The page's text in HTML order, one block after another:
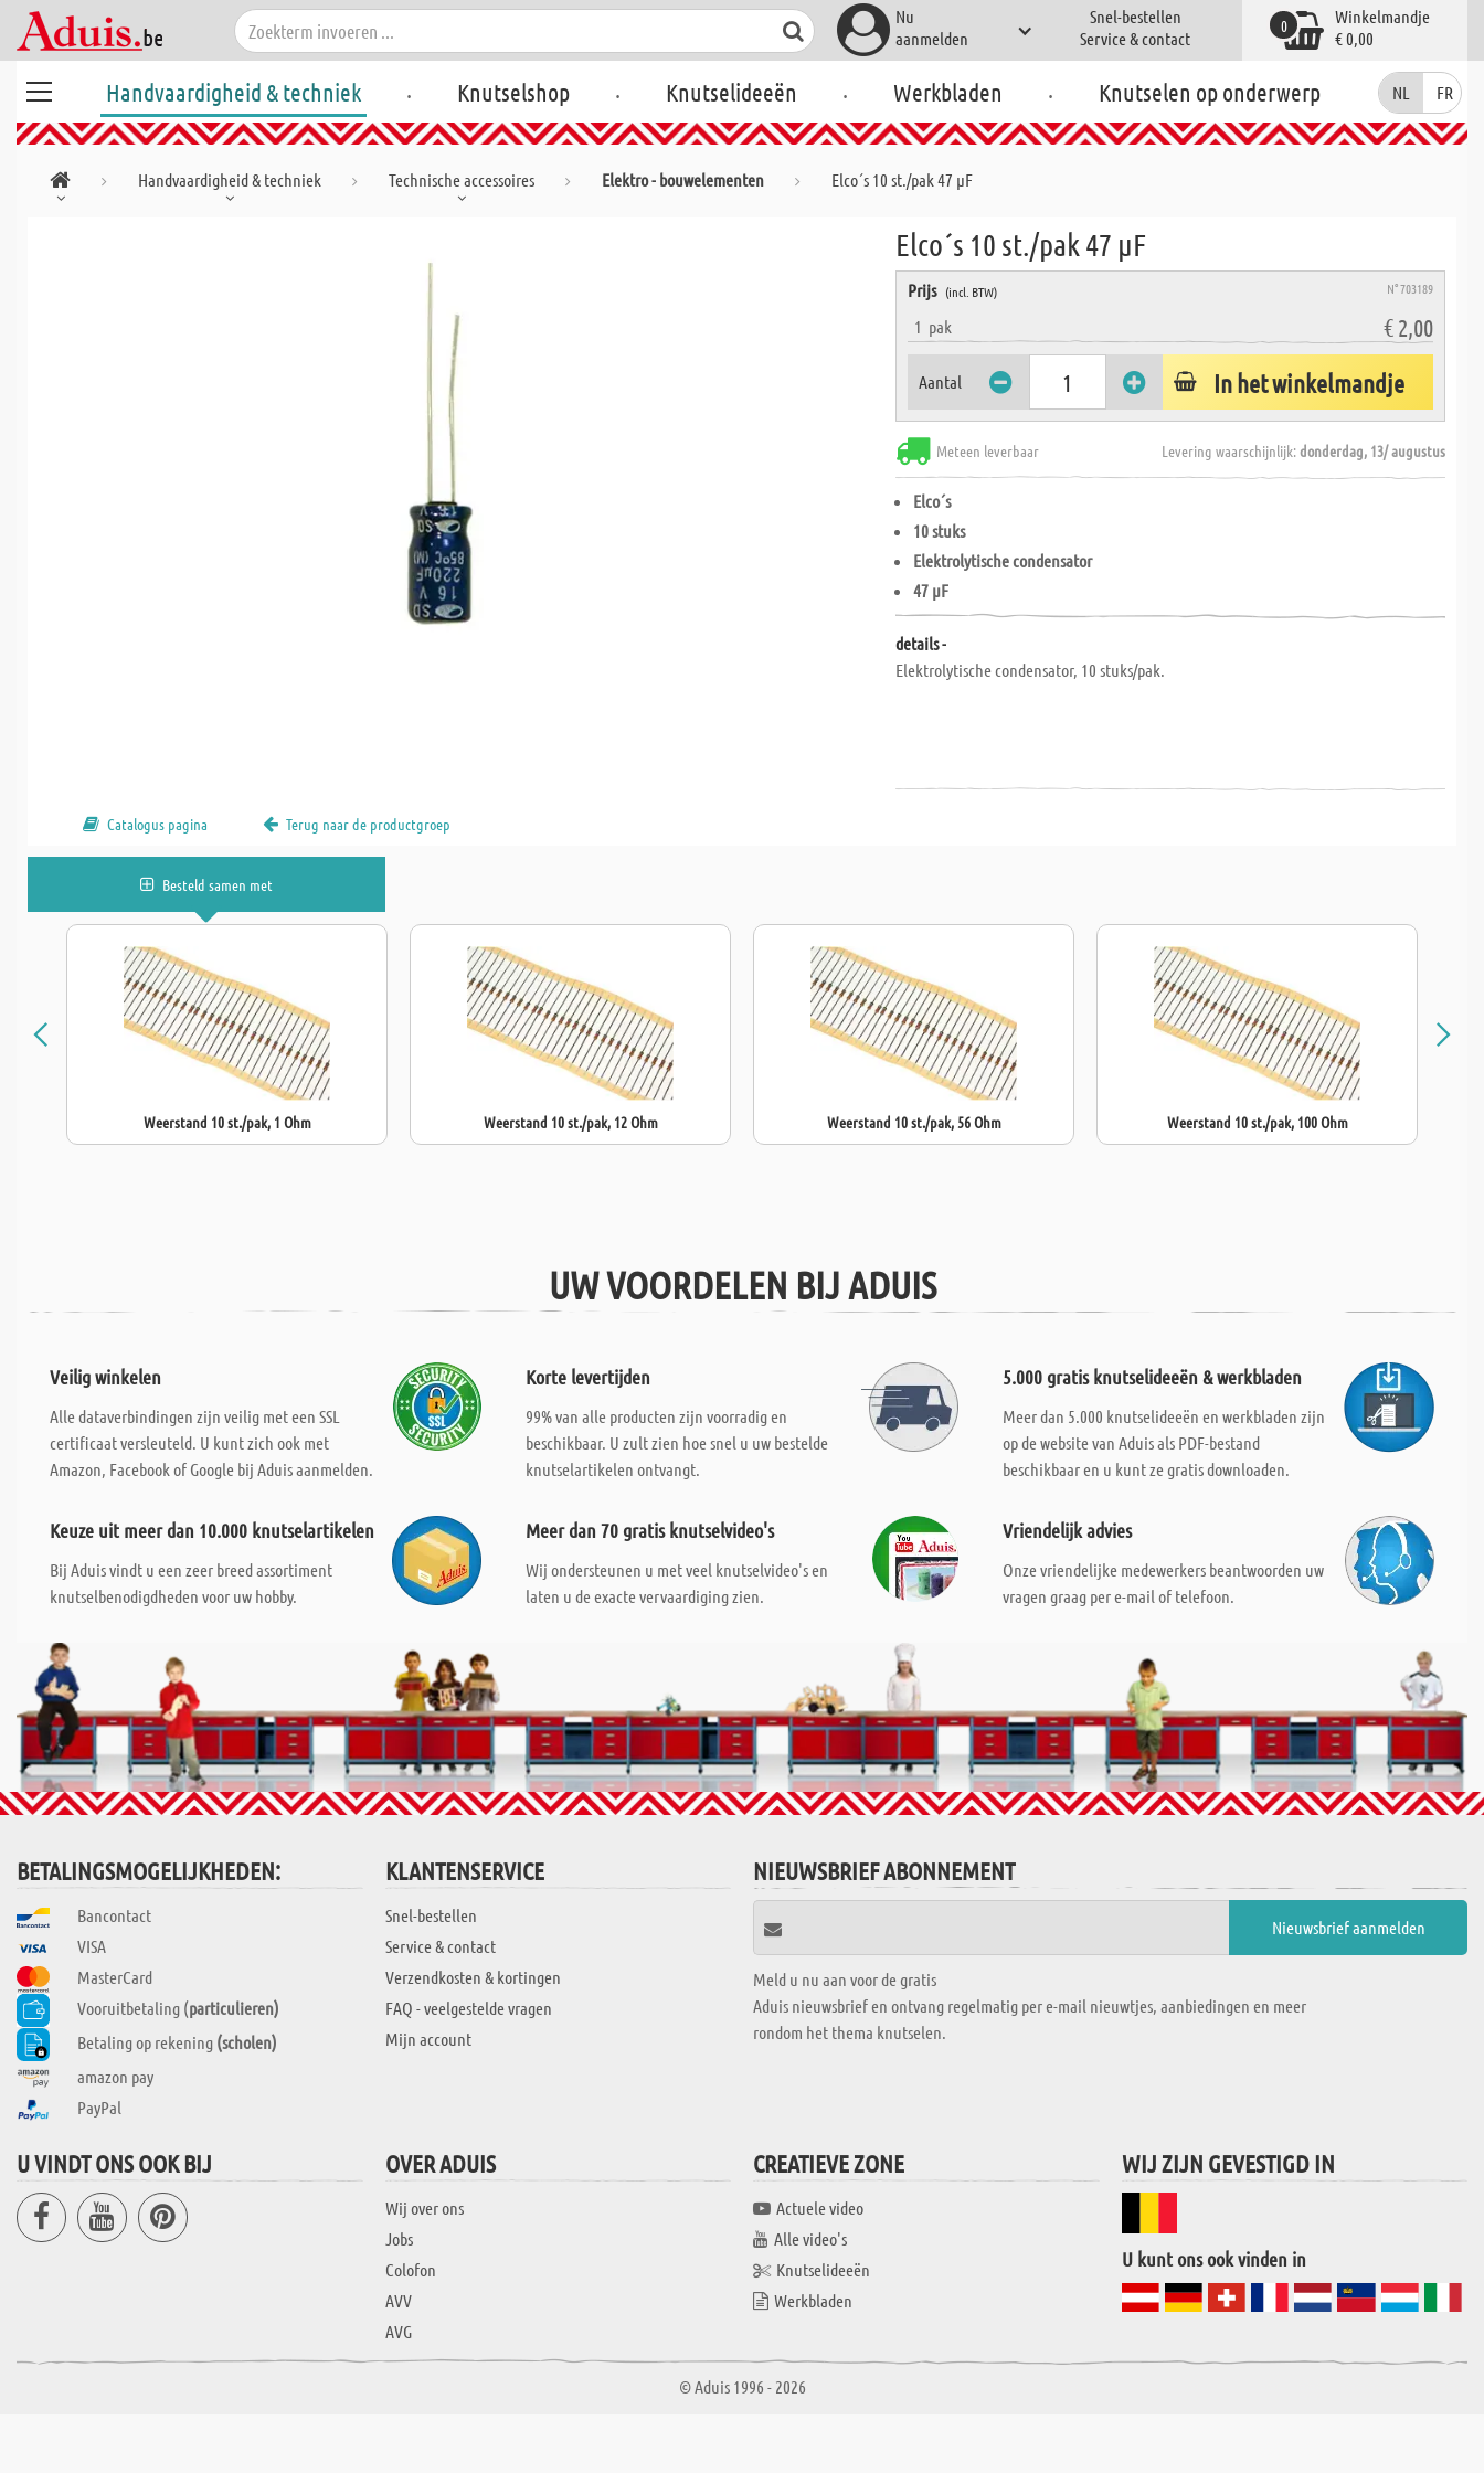
Nu
aanmelden
Snel-bestellen
Service & contact
Winkelmandje
€ 0,00
0
Handvaardigheid & techniek . Knutselshop . Knutselideeën . Werkbladen . Knutselen op onderwerp NL FR
Handvaardigheid & techniek Technische accessoires Elektro - bouwelementen Elco´s 10 st./pak 47 µF
Elco´s 10 st./pak 47 µF
Prijs (incl. BTW) N° 703189
1 pak € 2,00
Aantal In het winkelmandje
Meteen leverbaar Levering waarschijnlijk:donderdag, 13/ augustus
Elco´s
10 stuks
Elektrolytische condensator
47 µF
details -
Elektrolytische condensator, 10 stuks/pak.
Catalogus pagina Terug naar de productgroep
Besteld samen met
Weerstand 10 st./pak, 1 Ohm Weerstand 10 st./pak, 12 Ohm Weerstand 10 st./pak, 56 Ohm Weerstand 10 st./pak, 100 Ohm
UW VOORDELEN BIJ ADUIS
Veilig winkelen
Alle dataverbindingen zijn veilig met een SSL
certificaat versleuteld. U kunt zich ook met
Amazon, Facebook of Google bij Aduis aanmelden.
Korte levertijden
99% van alle producten zijn voorradig en
beschikbaar. U zult zien hoe snel u uw bestelde
knutselartikelen ontvangt.
5.000 gratis knutselideeën & werkbladen
Meer dan 5.000 knutselideeën en werkbladen zijn
op de website van Aduis als PDF-bestand
beschikbaar en u kunt ze gratis downloaden.
Keuze uit meer dan 10.000 knutselartikelen
Bij Aduis vindt u een zeer breed assortiment
knutselbenodigdheden voor uw hobby.
Meer dan 70 gratis knutselvideo's
Wij ondersteunen u met veel knutselvideo's en
laten u de exacte vervaardiging zien.
Vriendelijk advies
Onze vriendelijke medewerkers beantwoorden uw
vragen graag per e-mail of telefoon.
BETALINGSMOGELIJKHEDEN:
Bancontact
VISA
MasterCard
Vooruitbetaling (particulieren)
Betaling op rekening (scholen)
amazon pay
PayPal
KLANTENSERVICE
Snel-bestellen
Service & contact
Verzendkosten & kortingen
FAQ - veelgestelde vragen
Mijn account
NIEUWSBRIEF ABONNEMENT
Meld u nu aan voor de gratis
Aduis nieuwsbrief en ontvang regelmatig per e-mail nieuwtjes, aanbiedingen en meer
rondom het thema knutselen.
U VINDT ONS OOK BIJ OVER ADUIS
Wij over ons
Jobs
Colofon
AVV
AVG
CREATIEVE ZONE
Actuele video
Alle video's
Knutselideeën
Werkbladen
WIJ ZIJN GEVESTIGD IN
U kunt ons ook vinden in
© Aduis 1996 - 2026